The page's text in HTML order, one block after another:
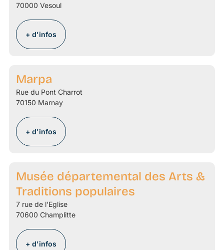
70000 Vesoul
+ d'infos
Marpa
Rue du Pont Charrot
70150 Marnay
+ d'infos
Musée départemental des Arts &
Traditions populaires
7 rue de l'Eglise
70600 Champlitte
+ d'infos